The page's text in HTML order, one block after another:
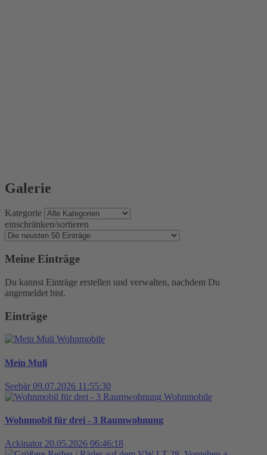
Galerie
Kategorie
einschränken/sortieren
Meine Einträge
Du kannst Einträge erstellen und verwalten, nachdem Du
angemeldet bist.
Einträge
Wohnmobile
Mein Muli
Seebär 09.07.2026 11:55:30
Wohnmobile
Wohnmobil für drei - 3 Raumwohnung
Ackinator 20.05.2026 06:46:18